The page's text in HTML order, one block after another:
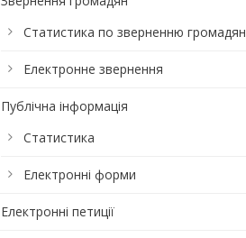
Статистика по зверненню громадян
Електронне звернення
Публічна інформація
Статистика
Електронні форми
Електронні петиції